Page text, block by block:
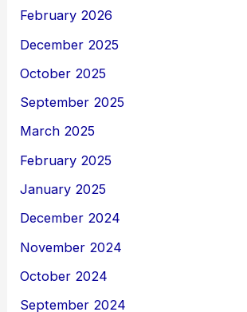
February 2026
December 2025
October 2025
September 2025
March 2025
February 2025
January 2025
December 2024
November 2024
October 2024
September 2024